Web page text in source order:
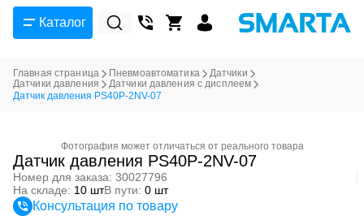
Каталог
Главная страница Пневмоавтоматика
Датчики
Датчики давления
Датчики давления с дисплеем
Датчик давления PS40P-2NV-07
Фотография может отличаться от реального товара
Датчик давления PS40P-2NV-07
Номер для заказа: 30027796
На складе: 10 штВ пути: 0 шт
Консультация по товару